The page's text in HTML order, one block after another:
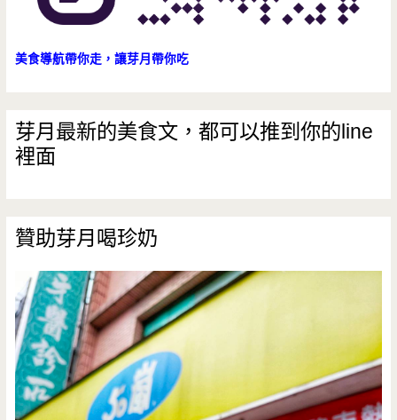
美食導航帶你走，讓芽月帶你吃
芽月最新的美食文，都可以推到你的line
裡面
贊助芽月喝珍奶